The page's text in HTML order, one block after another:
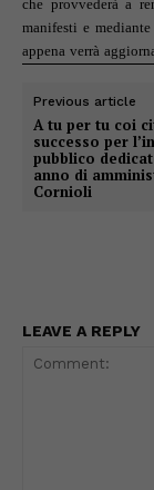
che provvederà a
manifesti e
appena verrà
Previous article
A tu per tu coi
successo per
pubblico
anno di
Cornioli
LEAVE A REPLY